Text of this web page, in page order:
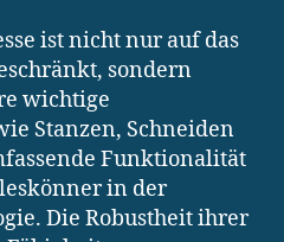
ist nicht nur auf das
sondern
wichtige
Stanzen, Schneiden
Funktionalität
in der
Die Robustheit ihrer